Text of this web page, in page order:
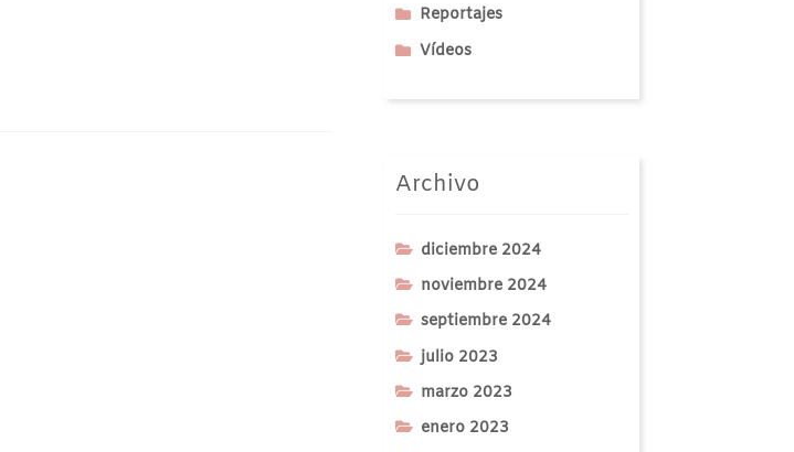
Reportajes
Vídeos
Archivo
diciembre 2024
noviembre 2024
septiembre 2024
julio 2023
marzo 2023
enero 2023